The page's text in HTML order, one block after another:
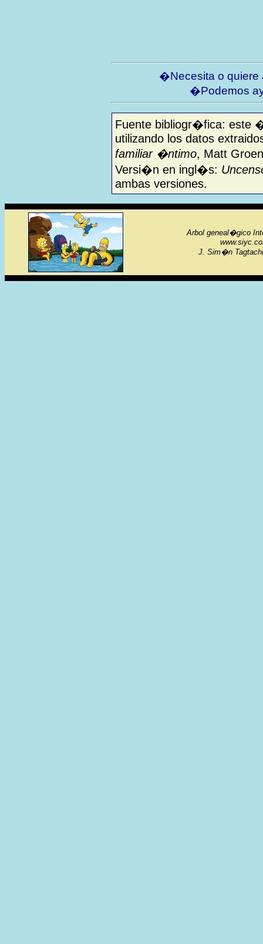
�Necesita o
�Podemos
Fuente bibliogr�fica: este
utilizando los datos
familiar �ntimo, Matt
Versi�n en ingl�s:
ambas versiones.
Arbol geneal�gico
J. Sim�n